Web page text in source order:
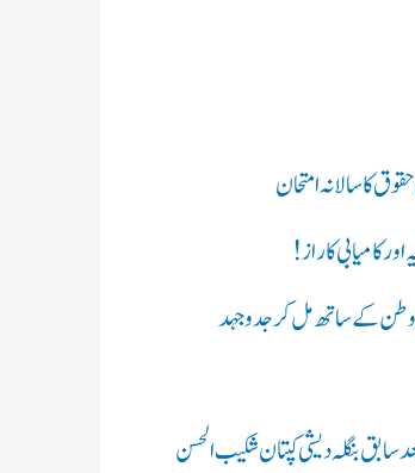
کا سالانہ امتحان
کامیابی کا راز !
وطن کے ساتھ مل کر جدوجہد
سابق بنگلہ دیشی کپتان شکیب الحسن